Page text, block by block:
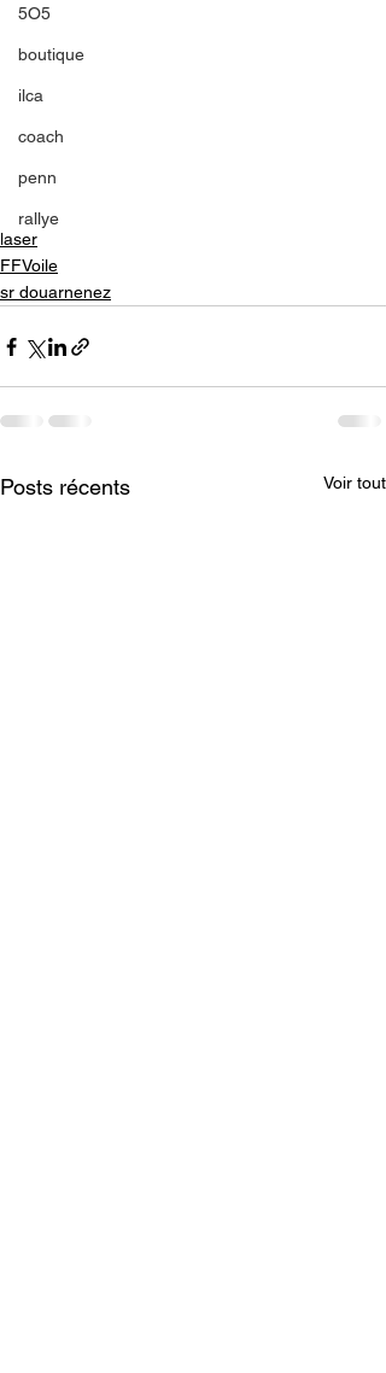
5O5
boutique
ilca
coach
penn
rallye
laser
FFVoile
sr douarnenez
Posts récents Voir tout